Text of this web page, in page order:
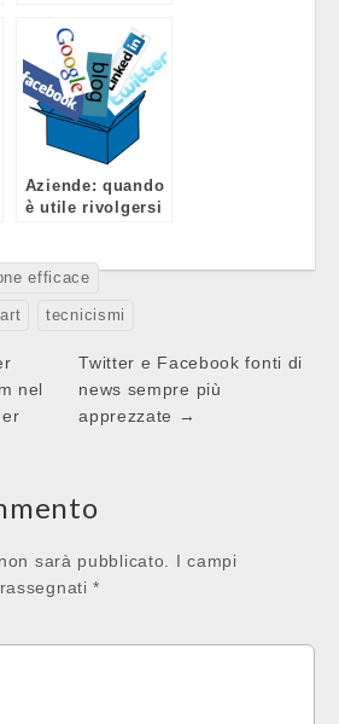
comunicazione
video
Aziende: quando
è utile rivolgersi
per i social
efficace
tecnicismi
nel
Twitter e Facebook fonti di
news sempre più
apprezzate →
sarà pubblicato.
I campi
*